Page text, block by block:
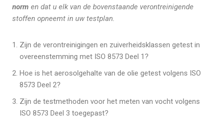
norm en dat u elk van de bovenstaande verontreinigende
stoffen opneemt in uw testplan.
Zijn de verontreinigingen en zuiverheidsklassen getest in
overeenstemming met ISO 8573 Deel 1?
Hoe is het aerosolgehalte van de olie getest volgens ISO
8573 Deel 2?
Zijn de testmethoden voor het meten van vocht volgens
ISO 8573 Deel 3 toegepast?